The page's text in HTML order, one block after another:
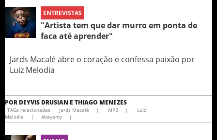
ENTREVISTAS
"Artista tem que dar murro em ponta de
faca até aprender"
Jards Macalé abre o coração e confessa paixão por
Luiz Melodia
POR DEYVIS DRUSIAN E THIAGO MENEZES
TAGs relacionadas Jards Macalé | MPB |
Luiz
Melodia
| Abayomy |